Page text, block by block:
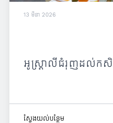
13 មីនា 2026
អូស្ត្រាលីជំរុញដល់កសិ
ស្វែង​យល់​បន្ថែម